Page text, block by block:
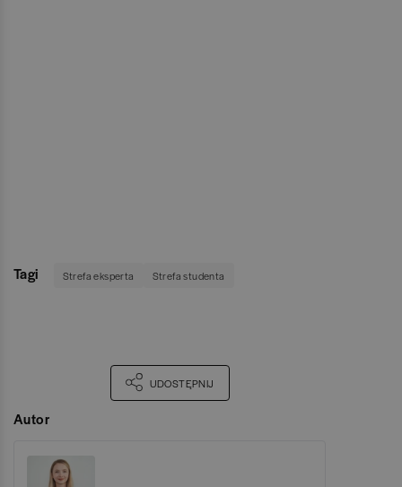
Tagi Strefa eksperta Strefa studenta
UDOSTĘPNIJ
Autor